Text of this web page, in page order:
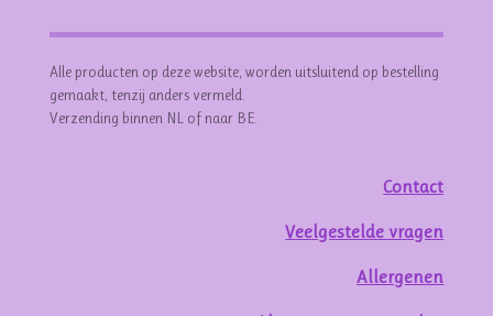
Alle producten op deze website, worden uitsluitend op bestelling
gemaakt, tenzij anders vermeld.
Verzending binnen NL of naar BE.
Contact
Veelgestelde vragen
Allergenen